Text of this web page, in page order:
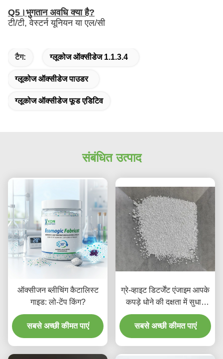
Q5।भुगतान अवधि क्या है?
टी/टी, वेस्टर्न यूनियन या एल/सी
टैग: ग्लूकोज ऑक्सीडेज 1.1.3.4
ग्लूकोज ऑक्सीडेज पाउडर
ग्लूकोज ऑक्सीडेज फूड एडिटिव
संबंधित उत्पाद
ऑक्सीजन ब्लीचिंग कैटालिस्ट
गाइड: लो-टेंप किंग?
सबसे अच्छी कीमत पाएं
ग्रे-व्हाइट डिटर्जेंट एंजाइम आपके
कपड़े धोने की दक्षता में सुधार
करता है
सबसे अच्छी कीमत पाएं